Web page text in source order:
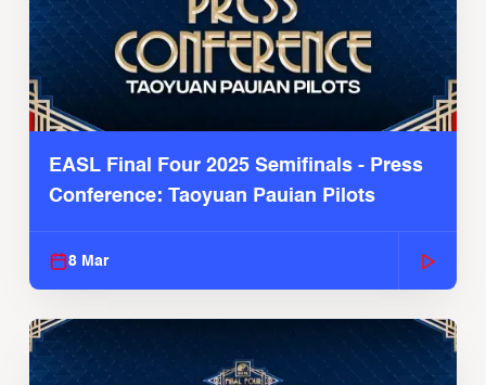
EASL Final Four 2025 Semifinals - Press
Conference: Taoyuan Pauian Pilots
8 Mar